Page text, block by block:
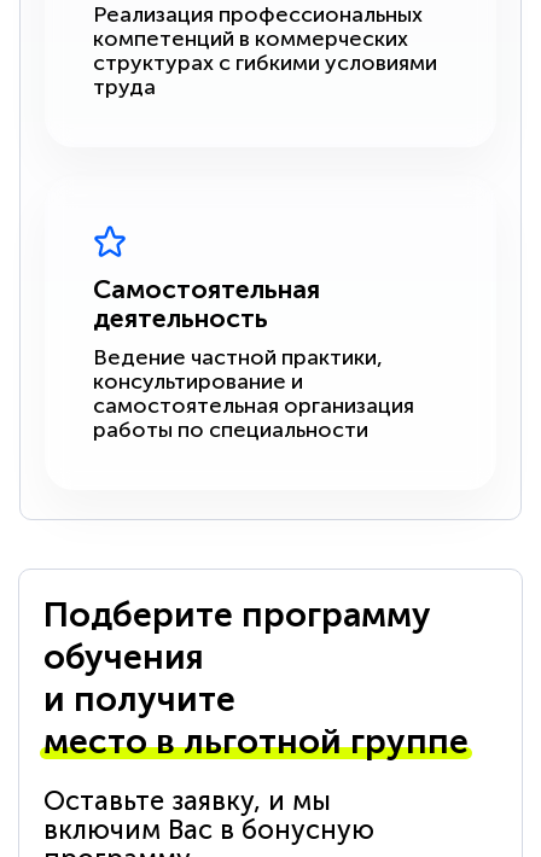
Реализация профессиональных
компетенций в коммерческих
структурах с гибкими условиями
труда
Самостоятельная
деятельность
Ведение частной практики,
консультирование и
самостоятельная организация
работы по специальности
Подберите программу
обучения
и получите
место в льготной группе
Оставьте заявку, и мы
включим Вас в бонусную